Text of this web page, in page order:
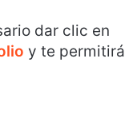
dar clic en
y te permitirá